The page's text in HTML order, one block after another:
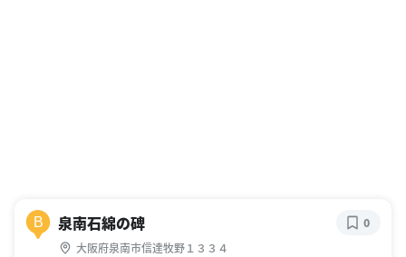
B 泉南石綿の碑
大阪府泉南市信達牧野１３３４
0